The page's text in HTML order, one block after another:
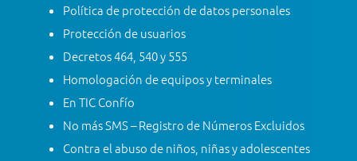
Política de protección de datos personales
Protección de usuarios
Decretos 464, 540 y 555
Homologación de equipos y terminales
En TIC Confío
No más SMS – Registro de Números Excluidos
Contra el abuso de niños, niñas y adolescentes